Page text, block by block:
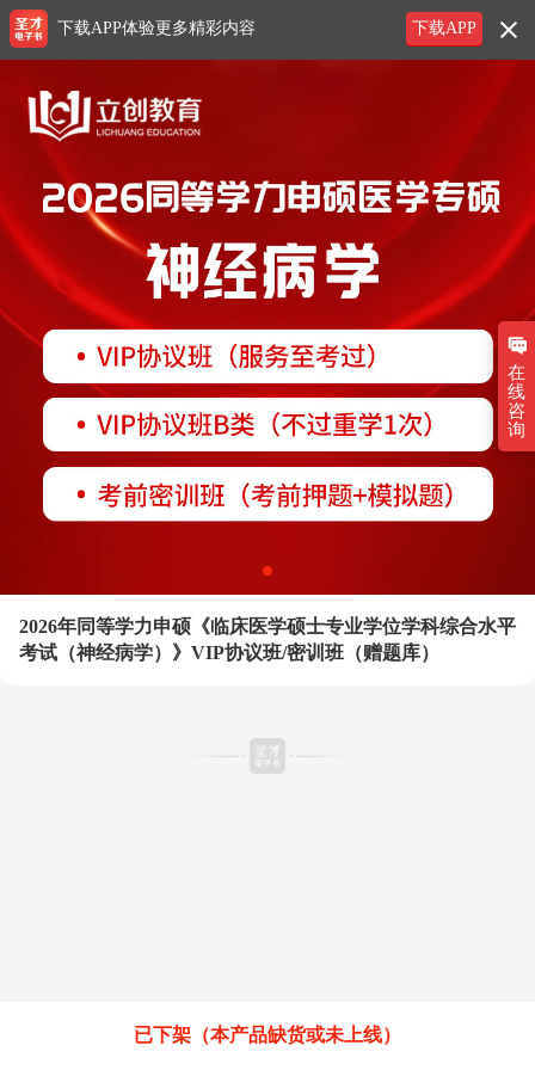
2026年同等学力申硕《临床医学硕士专业学位学科综合水平
考试（神经病学）》VIP协议班/密训班（赠题库）
已下架（本产品缺货或未上线）
下载APP
下载APP体验更多精彩内容
在
线
咨
询